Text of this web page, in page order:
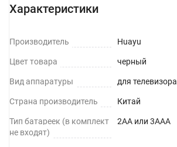
Характеристики
Производитель Huayu
Цвет товара черный
Вид аппаратуры для телевизора
Страна производитель Китай
Тип батареек (в комплект
не входят)
2AA или 3AAA